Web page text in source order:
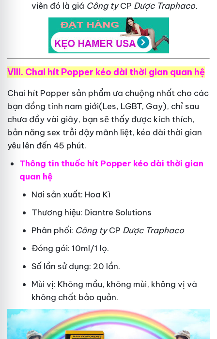
viên đó là giá Công tyCP Dược Traphaco.
VIII. Chai hít Popper kéo dài thời gian quan hệ
Chai hít Popper sản phẩm ưa chuộng nhất cho các
bạn đồng tính nam giới(Les, LGBT, Gay), chỉ sau
chưa đầy vài giây, bạn sẽ thấy được kích thích,
bản năng sex trỗi dậy mãnh liệt, kéo dài thời gian
yêu lên đến 45 phút.
Thông tin thuốc hít Popper kéo dài thời gian
quan hệ
Nơi sản xuất: Hoa Kì
Thương hiệu: Diantre Solutions
Phân phối: Công tyCP Dược Traphaco
Đóng gói: 10ml/1 lọ.
Số lần sử dụng: 20 lần.
Mùi vị: Không mầu, không mùi, không vị và
không chất bảo quản.